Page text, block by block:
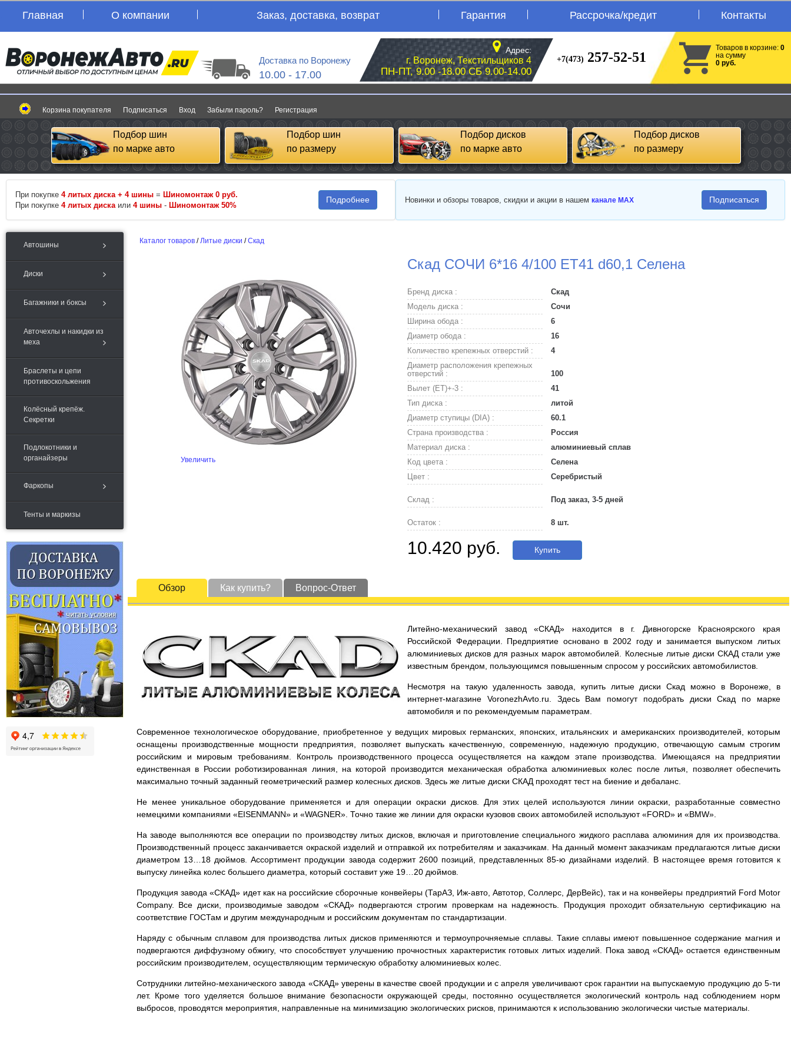
Главная О компании Заказ, доставка, возврат Гарантия Рассрочка/кредит Контакты
Доставка по Воронежу
10.00 - 17.00
Адрес:
г. Воронеж, Текстильщиков 4
ПН-ПТ, 9.00 -18.00 СБ 9.00-14.00
+7(473) 257-52-51
Товаров в корзине: 0
на сумму
0 руб.
Корзина покупателя Подписаться Вход Забыли пароль? Регистрация
Подбор шин
по марке авто
Подбор шин
по размеру
Подбор дисков
по марке авто
Подбор дисков
по размеру
При покупке 4 литых диска + 4 шины = Шиномонтаж 0 руб.
При покупке 4 литых диска или 4 шины - Шиномонтаж 50%
Подробнее Новинки и обзоры товаров, скидки и акции в нашем канале MAX Подписаться
Автошины
Диски
Багажники и боксы
Авточехлы и накидки из
меха
Браслеты и цепи
противоскольжения
Колёсный крепёж.
Секретки
Подлокотники и
органайзеры
Фаркопы
Тенты и маркизы
Каталог товаров /Литые диски /Скад
Скад COЧИ 6*16 4/100 ET41 d60,1 Селена
Увеличить
Бренд диска :
Скад
Модель диска :
Сочи
Ширина обода :
6
Диаметр обода :
16
Количество крепежных отверстий :
4
Диаметр расположения крепежных
отверстий :
100
Вылет (ET)+-3 :
41
Тип диска :
литой
Диаметр ступицы (DIA) :
60.1
Страна производства :
Россия
Материал диска :
алюминиевый сплав
Код цвета :
Селена
Цвет :
Серебристый
Склад : Под заказ, 3-5 дней
Остаток : 8 шт.
10.420 руб. Купить
Обзор Как купить? Вопрос-Ответ
Литейно-механический завод «СКАД» находится в г. Дивногорске Красноярского края
Российской Федерации. Предприятие основано в 2002 году и занимается выпуском литых
алюминиевых дисков для разных марок автомобилей. Колесные литые диски СКАД стали уже
известным брендом, пользующимся повышенным спросом у российских автомобилистов.
Несмотря на такую удаленность завода, купить литые диски Скад можно в Воронеже, в
интернет-магазине VoronezhAvto.ru. Здесь Вам помогут подобрать диски Скад по марке
автомобиля и по рекомендуемым параметрам.
Современное технологическое оборудование, приобретенное у ведущих мировых германских, японских, итальянских и американских производителей, которым
оснащены производственные мощности предприятия, позволяет выпускать качественную, современную, надежную продукцию, отвечающую самым строгим
российским и мировым требованиям. Контроль производственного процесса осуществляется на каждом этапе производства. Имеющаяся на предприятии
единственная в России роботизированная линия, на которой производится механическая обработка алюминиевых колес после литья, позволяет обеспечить
максимально точный заданный геометрический размер колесных дисков. Здесь же литые диски СКАД проходят тест на биение и дебаланс.
Не менее уникальное оборудование применяется и для операции окраски дисков. Для этих целей используются линии окраски, разработанные совместно
немецкими компаниями «EISENMANN» и «WAGNER». Точно такие же линии для окраски кузовов своих автомобилей используют «FORD» и «BMW».
На заводе выполняются все операции по производству литых дисков, включая и приготовление специального жидкого расплава алюминия для их производства.
Производственный процесс заканчивается окраской изделий и отправкой их потребителям и заказчикам. На данный момент заказчикам предлагаются литые диски
диаметром 13…18 дюймов. Ассортимент продукции завода содержит 2600 позиций, представленных 85-ю дизайнами изделий. В настоящее время готовится к
выпуску линейка колес большего диаметра, который составит уже 19…20 дюймов.
Продукция завода «СКАД» идет как на российские сборочные конвейеры (ТарАЗ, Иж-авто, Автотор, Соллерс, ДерВейс), так и на конвейеры предприятий Ford Motor
Company. Все диски, производимые заводом «СКАД» подвергаются строгим проверкам на надежность. Продукция проходит обязательную сертификацию на
соответствие ГОСТам и другим международным и российским документам по стандартизации.
Наряду с обычным сплавом для производства литых дисков применяются и термоупрочняемые сплавы. Такие сплавы имеют повышенное содержание магния и
подвергаются диффузному обжигу, что способствует улучшению прочностных характеристик готовых литых изделий. Пока завод «СКАД» остается единственным
российским производителем, осуществляющим термическую обработку алюминиевых колес.
Сотрудники литейно-механического завода «СКАД» уверены в качестве своей продукции и с апреля увеличивают срок гарантии на выпускаемую продукцию до 5-ти
лет. Кроме того уделяется большое внимание безопасности окружающей среды, постоянно осуществляется экологический контроль над соблюдением норм
выбросов, проводятся мероприятия, направленные на минимизацию экологических рисков, принимаются к использованию экологически чистые материалы.